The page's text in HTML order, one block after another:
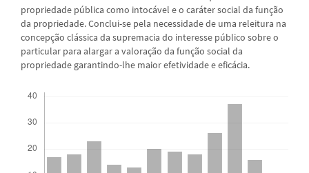
propriedade pública como intocável e o caráter social da função
da propriedade. Conclui-se pela necessidade de uma releitura na
concepção clássica da supremacia do interesse público sobre o
particular para alargar a valoração da função social da
propriedade garantindo-lhe maior efetividade e eficácia.